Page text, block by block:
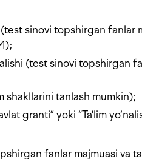
(test sinovi topshirgan fanlar
(test sinovi topshirgan
shakllarini tanlash mumkin);
granti” yoki “Ta'lim
fanlar majmuasi va